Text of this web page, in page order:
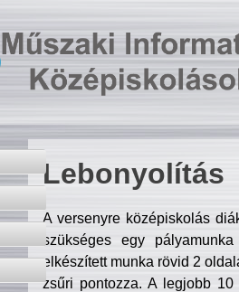
Lebonyolítás
A versenyre középiskolás
szükséges egy
elkészített munka rövid 2
zsűri pontozza. A legjobb